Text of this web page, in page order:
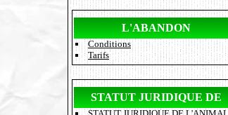
L'ABANDON
Conditions
Tarifs
STATUT JURIDIQUE DE